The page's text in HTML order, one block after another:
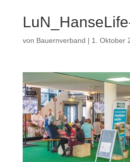
von Bauernverband | 1. Oktober